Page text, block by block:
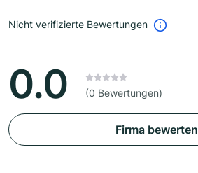
Nicht verifizierte Bewertungen
0.0 (0 Bewertungen)
Firma bewerten